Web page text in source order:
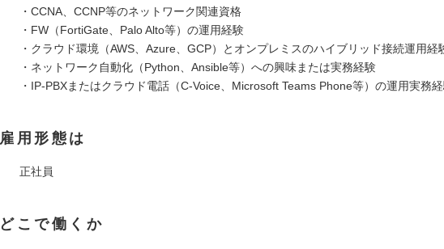
・CCNA、CCNP等のネットワーク関連資格
・FW（FortiGate、Palo Alto等）の運用経験
・クラウド環境（AWS、Azure、GCP）とオンプレミスのハイブリッド接続運用経
・ネットワーク自動化（Python、Ansible等）への興味または実務経験
・IP-PBXまたはクラウド電話（C-Voice、Microsoft Teams Phone等）の運用実務
雇用形態は
正社員
どこで働くか